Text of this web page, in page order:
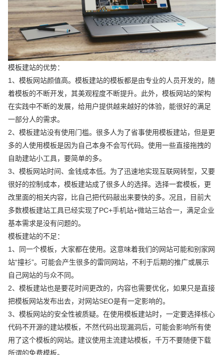
模板建站的优势：
1、模板网站颜值高。模板建站的模板都是由专业的人员开发的，随
着模板的不断开发，其美观程度不断提升。此外，模板网站的架构
在实践中不断的发展，给用户提供越来越好的体验，能很好的满足
一部分人的需求。
2、模板建站没有使用门槛。很多人为了省事使用模板建站，但是更
多的人使用模板是因为自己本身不会写代码。使用一些直接拖拽的
自助建站小工具，要简单的多。
3、模板网站时间、金钱成本低。为了迅速地实现互联网转型，又要
很好的控制成本，模板建站成了很多人的选择。选择一套模板，更
改里面的相关内容，比自己把代码敲出来要快的多。况且，目前大
多数模板建站工具已经实现了PC+手机站+微站三站合一，满足企业
基本需求是没有问题的。
模板建站的不足：
1、同一个模板，大家都在使用。这意味着我们的网站可能和别家网
站“撞衫”。可能会产生很多的雷同网站，不利于后期的推广或展示
自己网站的与众不同。
2、模板建站也是要花时间更改的，内容也需要优化，如果只是直接
把模板网站发布出去，对网站SEO是有一定影响的。
3、模板网站的安全性被质疑。在使用模板建站时，一定要选择核心
代码不开源的建站模板，不然代码出现漏洞后，可能会影响所有使
用了这个模板的网站。建议使用主流建站模板，千万不要随便下载
所谓的免费模板。